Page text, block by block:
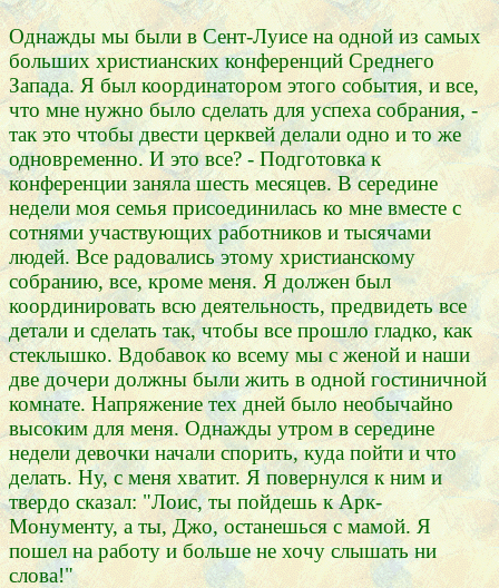
Однажды мы были в Сент-Луисе на одной из самых
больших христианских конференций Среднего
Запада. Я был координатором этого события, и все,
что мне нужно было сделать для успеха собрания, -
так это чтобы двести церквей делали одно и то же
одновременно. И это все? - Подготовка к
конференции заняла шесть месяцев. В середине
недели моя семья присоединилась ко мне вместе с
сотнями участвующих работников и тысячами
людей. Все радовались этому христианскому
собранию, все, кроме меня. Я должен был
координировать всю деятельность, предвидеть все
детали и сделать так, чтобы все прошло гладко, как
стеклышко. Вдобавок ко всему мы с женой и наши
две дочери должны были жить в одной гостиничной
комнате. Напряжение тех дней было необычайно
высоким для меня. Однажды утром в середине
недели девочки начали спорить, куда пойти и что
делать. Ну, с меня хватит. Я повернулся к ним и
твердо сказал: "Лоис, ты пойдешь к Арк-
Монументу, а ты, Джо, останешься с мамой. Я
пошел на работу и больше не хочу слышать ни
слова!"